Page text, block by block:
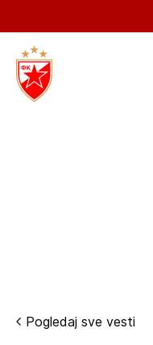
Pogledaj sve vesti